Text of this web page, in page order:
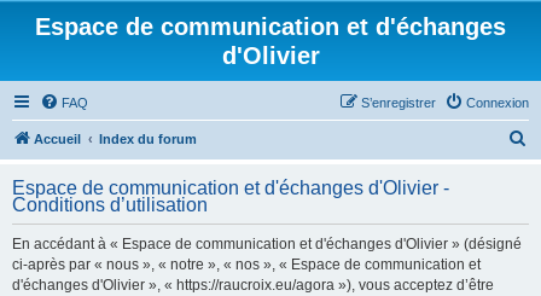
Espace de communication et d'échanges
d'Olivier
FAQ Connexion
S’enregistrer
Accueil Index du forum
h
Espace de communication et d'échanges d'Olivier -
Conditions d’utilisation
En accédant à « Espace de communication et d'échanges d'Olivier » (désigné
ci-après par « nous », « notre », « nos », « Espace de communication et
d'échanges d'Olivier », « https://raucroix.eu/agora »), vous acceptez d’être